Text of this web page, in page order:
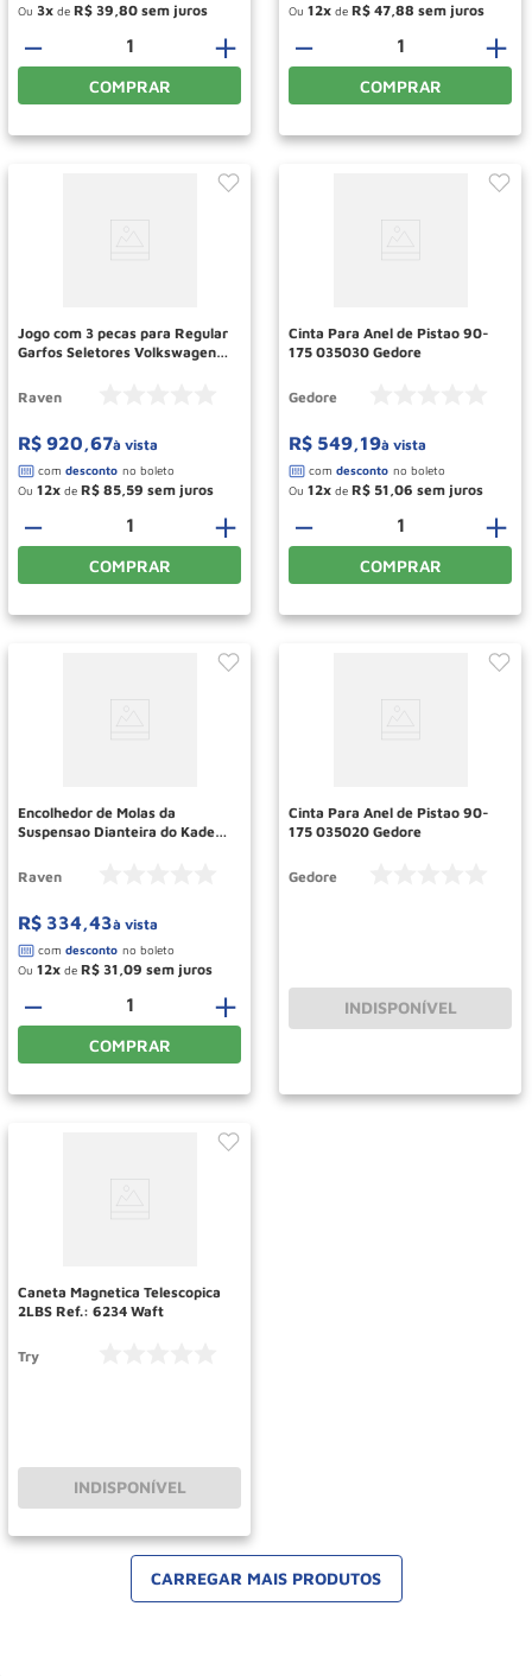
Ou 3 de R$ 39 80
＋
－
COMPRAR
Ou 12 de R$ 47 88
＋
－
COMPRAR
Jogo com 3 pecas para Regular
Garfos Seletores Volkswagen
Raven
R$ 920,67à vista
Ou 12 de R$ 85 59
＋
－
COMPRAR
Cinta Para Anel de Pistao 90-
175 035030 Gedore
Gedore
R$ 549,19à vista
Ou 12 de R$ 51 06
＋
－
COMPRAR
Encolhedor de Molas da
Suspensao Dianteira do Kadett
Raven
R$ 334,43à vista
Ou 12 de R$ 31 09
＋
－
COMPRAR
Cinta Para Anel de Pistao 90-
175 035020 Gedore
Gedore
INDISPONÍVEL
Caneta Magnetica Telescopica
2LBS Ref.: 6234 Waft
Try
INDISPONÍVEL